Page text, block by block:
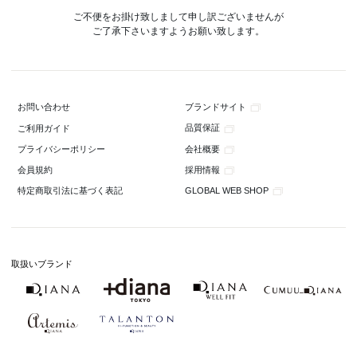
ご不便をお掛け致しまして申し訳ございませんが
ご了承下さいますようお願い致します。
お問い合わせ ブランドサイト
ご利用ガイド 品質保証
プライバシーポリシー 会社概要
会員規約 採用情報
特定商取引法に基づく表記 GLOBAL WEB SHOP
取扱いブランド